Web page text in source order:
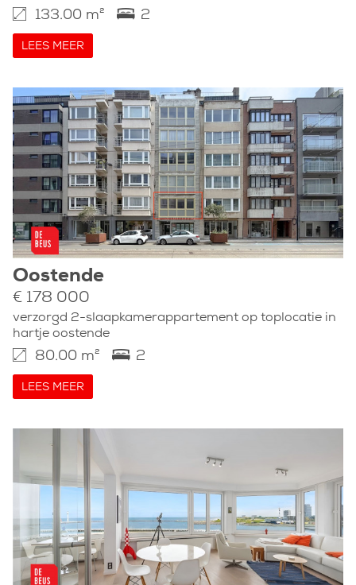
133.00 m² 2
LEES MEER
Oostende
€ 178 000
verzorgd 2-slaapkamerappartement op toplocatie in
hartje oostende
80.00 m² 2
LEES MEER